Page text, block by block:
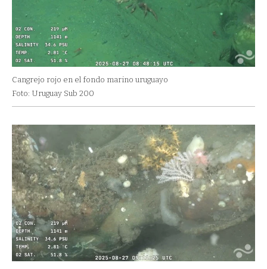
Cangrejo rojo en el fondo marino uruguayo
Foto: Uruguay Sub 200